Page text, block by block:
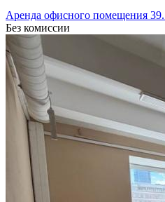
Аренда офисного помещения
Без комиссии